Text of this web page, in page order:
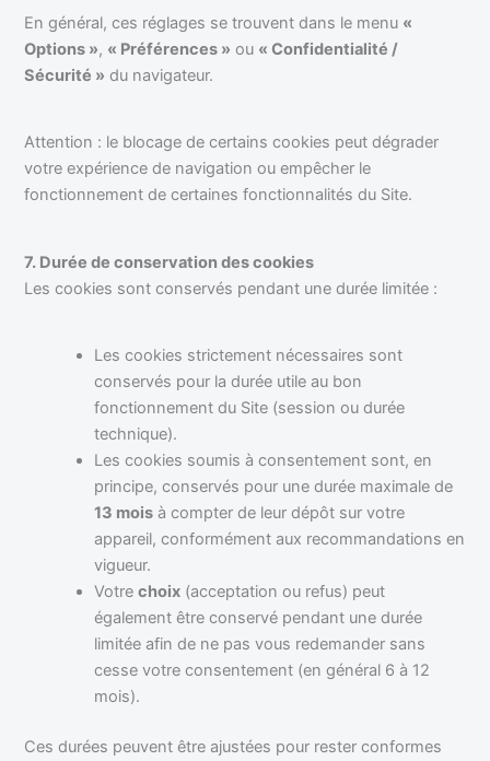
En général, ces réglages se trouvent dans le menu «
Options », « Préférences » ou « Confidentialité /
Sécurité » du navigateur.
Attention : le blocage de certains cookies peut dégrader
votre expérience de navigation ou empêcher le
fonctionnement de certaines fonctionnalités du Site.
7. Durée de conservation des cookies
Les cookies sont conservés pendant une durée limitée :
Les cookies strictement nécessaires sont
conservés pour la durée utile au bon
fonctionnement du Site (session ou durée
technique).
Les cookies soumis à consentement sont, en
principe, conservés pour une durée maximale de
13 mois à compter de leur dépôt sur votre
appareil, conformément aux recommandations en
vigueur.
Votrechoix (acceptation ou refus) peut
également être conservé pendant une durée
limitée afin de ne pas vous redemander sans
cesse votre consentement (en général 6 à 12
mois).
Ces durées peuvent être ajustées pour rester conformes